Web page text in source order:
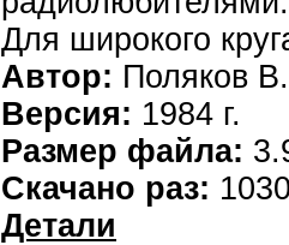
Для широкого
Автор: Поляков
Версия: 1984 г.
Размер файла:
Скачано раз:
Детали